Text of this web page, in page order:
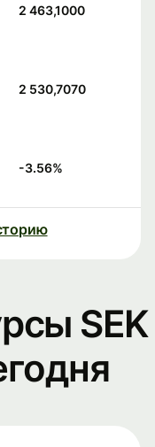
2 463,1000
2 530,7070
-3.56%
SEK